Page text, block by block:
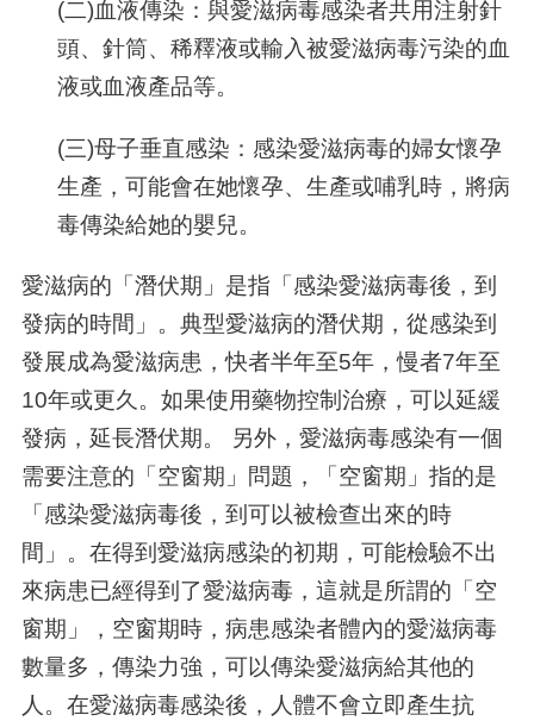
(二)血液傳染：與愛滋病毒感染者共用注射針
頭、針筒、稀釋液或輸入被愛滋病毒污染的血
液或血液產品等。
(三)母子垂直感染：感染愛滋病毒的婦女懷孕
生產，可能會在她懷孕、生產或哺乳時，將病
毒傳染給她的嬰兒。
愛滋病的「潛伏期」是指「感染愛滋病毒後，到
發病的時間」。典型愛滋病的潛伏期，從感染到
發展成為愛滋病患，快者半年至5年，慢者7年至
10年或更久。如果使用藥物控制治療，可以延緩
發病，延長潛伏期。 另外，愛滋病毒感染有一個
需要注意的「空窗期」問題，「空窗期」指的是
「感染愛滋病毒後，到可以被檢查出來的時
間」。在得到愛滋病感染的初期，可能檢驗不出
來病患已經得到了愛滋病毒，這就是所謂的「空
窗期」，空窗期時，病患感染者體內的愛滋病毒
數量多，傳染力強，可以傳染愛滋病給其他的
人。在愛滋病毒感染後，人體不會立即產生抗